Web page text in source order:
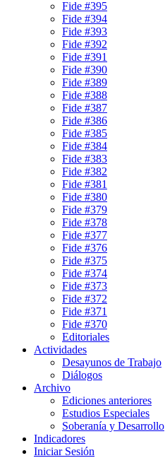
Fide #395
Fide #394
Fide #393
Fide #392
Fide #391
Fide #390
Fide #389
Fide #388
Fide #387
Fide #386
Fide #385
Fide #384
Fide #383
Fide #382
Fide #381
Fide #380
Fide #379
Fide #378
Fide #377
Fide #376
Fide #375
Fide #374
Fide #373
Fide #372
Fide #371
Fide #370
Editoriales
Actividades
Desayunos de Trabajo
Diálogos
Archivo
Ediciones anteriores
Estudios Especiales
Soberanía y Desarrollo
Indicadores
Iniciar Sesión